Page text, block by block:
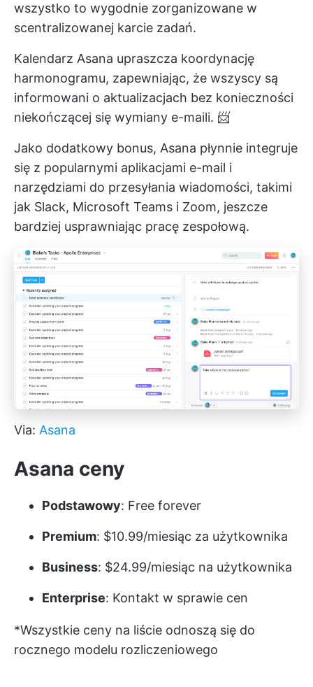
wszystko to wygodnie zorganizowane w
scentralizowanej karcie zadań.
Kalendarz Asana upraszcza koordynację
harmonogramu, zapewniając, że wszyscy są
informowani o aktualizacjach bez konieczności
niekończącej się wymiany e-maili. 📨
Jako dodatkowy bonus, Asana płynnie integruje
się z popularnymi aplikacjami e-mail i
narzędziami do przesyłania wiadomości, takimi
jak Slack, Microsoft Teams i Zoom, jeszcze
bardziej usprawniając pracę zespołową.
Via: Asana
Asana ceny
Podstawowy: Free forever
Premium: $10.99/miesiąc za użytkownika
Business: $24.99/miesiąc na użytkownika
Enterprise: Kontakt w sprawie cen
*Wszystkie ceny na liście odnoszą się do
rocznego modelu rozliczeniowego